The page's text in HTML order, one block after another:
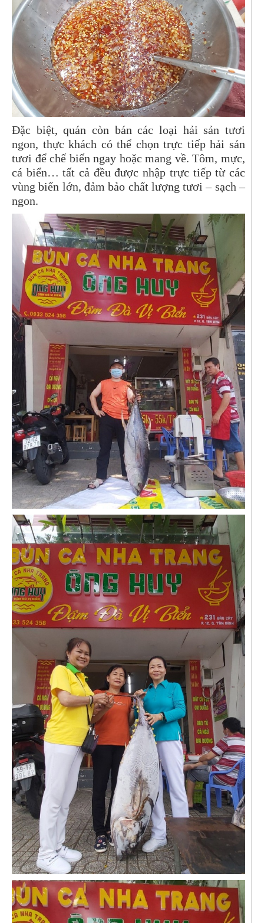
Đặc biệt, quán còn bán các loại hải sản tươi
ngon, thực khách có thể chọn trực tiếp hải sản
tươi để chế biến ngay hoặc mang về. Tôm, mực,
cá biển… tất cả đều được nhập trực tiếp từ các
vùng biển lớn, đảm bảo chất lượng tươi – sạch –
ngon.